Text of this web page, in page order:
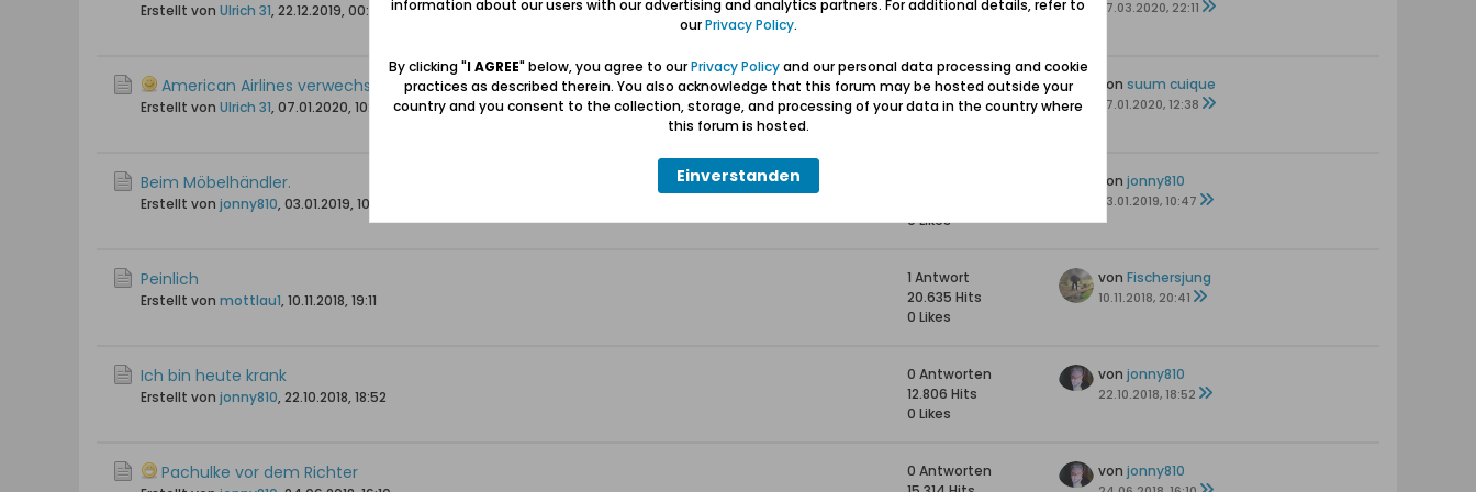
Erstellt von Ulrich 31, 22.12.2019, 00:58
11.196 Hits
07.03.2020, 22:11
American Airlines verwechselt Krakau mit Danzig
Erstellt von Ulrich 31, 07.01.2020, 10:42
1 Antwort
11.935 Hits
von suum cuique
07.01.2020, 12:38
Beim Möbelhändler.
Erstellt von jonny810, 03.01.2019, 10:47
0 Likes
von jonny810
03.01.2019, 10:47
Peinlich
Erstellt von mottlau1, 10.11.2018, 19:11
1 Antwort
20.635 Hits
0 Likes
von Fischersjung
10.11.2018, 20:41
Ich bin heute krank
Erstellt von jonny810, 22.10.2018, 18:52
0 Antworten
12.806 Hits
0 Likes
von jonny810
22.10.2018, 18:52
Pachulke vor dem Richter
0 Antworten
von jonny810
information about our users with our advertising and analytics partners. For additional details, refer to
ourPrivacy Policy.
By clicking "I AGREE" below, you agree to ourPrivacy Policyand our personal data processing and cookie
practices as described therein. You also acknowledge that this forum may be hosted outside your
country and you consent to the collection, storage, and processing of your data in the country where
this forum is hosted.
Einverstanden